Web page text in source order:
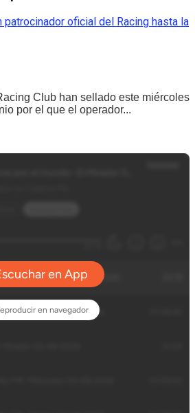
Club han sellado este miércoles
por el que el operador...